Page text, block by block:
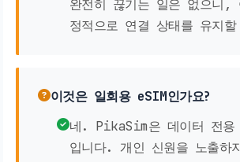
완전히 끊기는 일은 없으니,
정적으로 연결 상태를 유지
이것은 일회용 eSIM인가요?
네. PikaSim은 데이터 전용
입니다. 개인 신원을 노출하